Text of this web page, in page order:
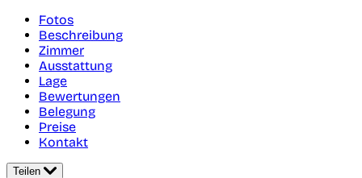
Fotos
Beschreibung
Zimmer
Ausstattung
Lage
Bewertungen
Belegung
Preise
Kontakt
Teilen